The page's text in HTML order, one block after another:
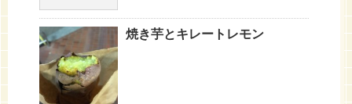
焼き芋とキレートレモン